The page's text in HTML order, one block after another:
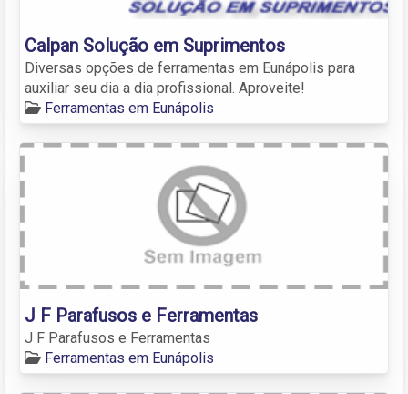
Calpan Solução em Suprimentos
Diversas opções de ferramentas em Eunápolis para
auxiliar seu dia a dia profissional. Aproveite!
Ferramentas em Eunápolis
J F Parafusos e Ferramentas
J F Parafusos e Ferramentas
Ferramentas em Eunápolis